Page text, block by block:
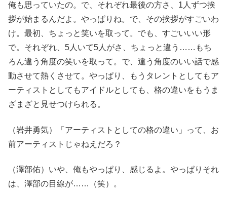
俺も思っていたの。で、それぞれ最後の方さ、1人ずつ挨
拶が始まるんだよ。やっぱりね。で、その挨拶がすごいわ
け。最初、ちょっと笑いを取って。でも、すごいいい形
で。それぞれ、5人いて5人がさ、ちょっと違う……もち
ろん違う角度の笑いを取って。で、違う角度のいい話で感
動させて熱くさせて。やっぱり、もうタレントとしてもア
ーティストとしてもアイドルとしても、格の違いをもうま
ざまざと見せつけられる。
（岩井勇気）「アーティストとしての格の違い」って、お
前アーティストじゃねえだろ？
（澤部佑）いや、俺もやっぱり、感じるよ。やっぱりそれ
は、澤部の目線が……（笑）。